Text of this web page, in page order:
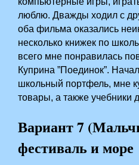
люблю. Дважды ходил с
оба фильма оказались
несколько книжек по
всего мне понравилась
Куприна ”Поединок”.
школьный портфель, мне
товары, а также учебники
Вариант 7
фестиваль и море